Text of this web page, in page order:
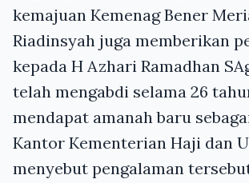
kemajuan Kemenag Bener
Riadinsyah juga memberikan
kepada H Azhari Ramadhan
telah mengabdi selama 26
mendapat amanah baru
Kantor Kementerian Haji dan
menyebut pengalaman